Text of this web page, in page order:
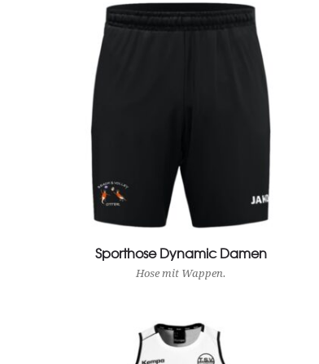
View Product
Sporthose Dynamic Damen
Hose mit Wappen.